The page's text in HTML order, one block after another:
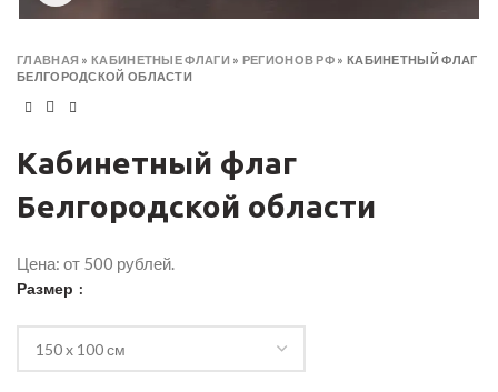
ГЛАВНАЯ »КАБИНЕТНЫЕ ФЛАГИ » РЕГИОНОВ РФ » КАБИНЕТНЫЙ ФЛАГ
БЕЛГОРОДСКОЙ ОБЛАСТИ
Кабинетный флаг
Белгородской области
Цена: от 500 рублей.
Размер